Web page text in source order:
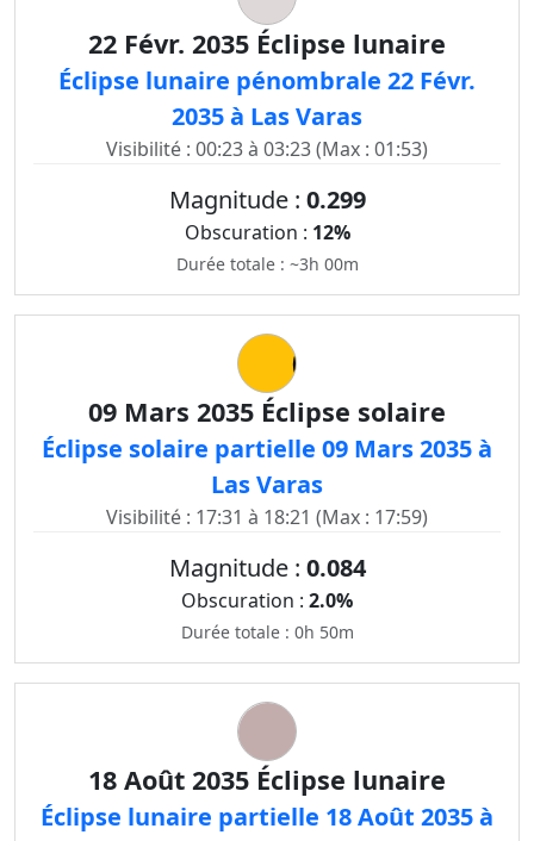
22 Févr. 2035 Éclipse lunaire
Éclipse lunaire pénombrale 22 Févr.
2035 à Las Varas
Visibilité : 00:23 à 03:23 (Max : 01:53)
Magnitude : 0.299
Obscuration : 12%
Durée totale : ~3h 00m
09 Mars 2035 Éclipse solaire
Éclipse solaire partielle 09 Mars 2035 à
Las Varas
Visibilité : 17:31 à 18:21 (Max : 17:59)
Magnitude : 0.084
Obscuration : 2.0%
Durée totale : 0h 50m
18 Août 2035 Éclipse lunaire
Éclipse lunaire partielle 18 Août 2035 à